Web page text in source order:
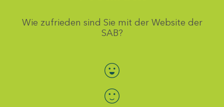
Wie zufrieden sind Sie mit der Website der
SAB?
Bewertung auswählen